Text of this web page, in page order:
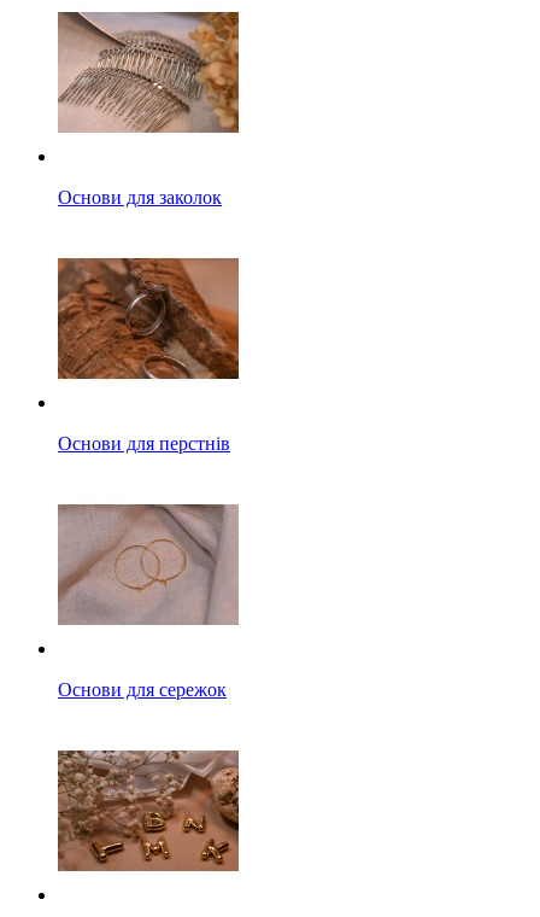
Основи для заколок
Основи для перстнів
Основи для сережок